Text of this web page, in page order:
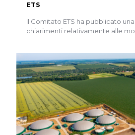
ETS
Il Comitato ETS ha pubblicato
chiarimenti relativamente alle